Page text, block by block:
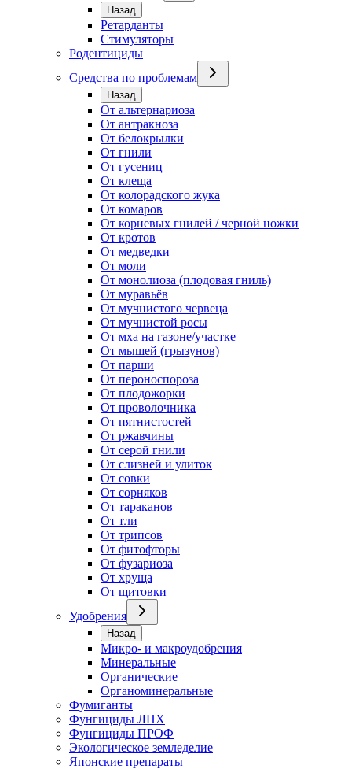
Назад
Ретарданты
Стимуляторы
Родентициды
Средства по проблемам
Назад
От альтернариоза
От антракноза
От белокрылки
От гнили
От гусениц
От клеща
От колорадского жука
От комаров
От корневых гнилей / черной ножки
От кротов
От медведки
От моли
От монолиоза (плодовая гниль)
От муравьёв
От мучнистого червеца
От мучнистой росы
От мха на газоне/участке
От мышей (грызунов)
От парши
От пероноспороза
От плодожорки
От проволочника
От пятнистостей
От ржавчины
От серой гнили
От слизней и улиток
От совки
От сорняков
От тараканов
От тли
От трипсов
От фитофторы
От фузариоза
От хруща
От щитовки
Удобрения
Назад
Микро- и макроудобрения
Минеральные
Органические
Органоминеральные
Фумиганты
Фунгициды ЛПХ
Фунгициды ПРОФ
Экологическое земледелие
Японские препараты